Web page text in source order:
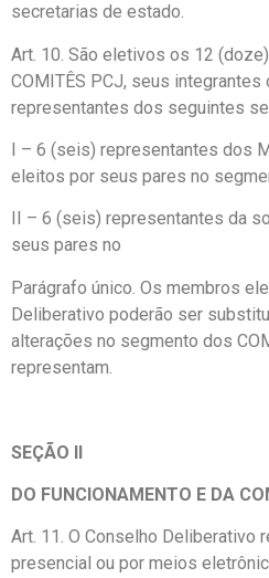
secretarias de estado.
Art. 10. São eletivos os 12
COMITÊS PCJ, seus integrantes
representantes dos seguintes
I – 6 (seis) representantes dos
eleitos por seus pares no
II – 6 (seis) representantes da
seus pares no
Parágrafo único. Os membros
Deliberativo poderão ser
alterações no segmento dos
representam.
SEÇÃO II
DO FUNCIONAMENTO E DA
Art. 11. O Conselho Deliberativo
presencial ou por meios